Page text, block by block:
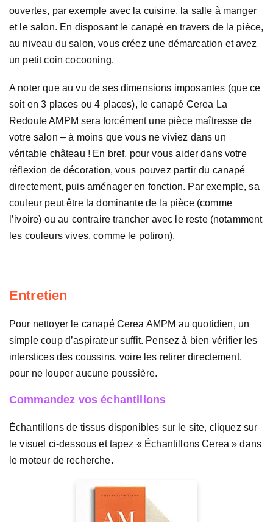
ouvertes, par exemple avec la cuisine, la salle à manger
et le salon. En disposant le canapé en travers de la pièce,
au niveau du salon, vous créez une démarcation et avez
un petit coin cocooning.
A noter que au vu de ses dimensions imposantes (que ce
soit en 3 places ou 4 places), le canapé Cerea La
Redoute AMPM sera forcément une pièce maîtresse de
votre salon – à moins que vous ne viviez dans un
véritable château ! En bref, pour vous aider dans votre
réflexion de décoration, vous pouvez partir du canapé
directement, puis aménager en fonction. Par exemple, sa
couleur peut être la dominante de la pièce (comme
l’ivoire) ou au contraire trancher avec le reste (notamment
les couleurs vives, comme le potiron).
Entretien
Pour nettoyer le canapé Cerea AMPM au quotidien, un
simple coup d’aspirateur suffit. Pensez à bien vérifier les
interstices des coussins, voire les retirer directement,
pour ne louper aucune poussière.
Commandez vos échantillons
Échantillons de tissus disponibles sur le site, cliquez sur
le visuel ci-dessous et tapez « Échantillons Cerea » dans
le moteur de recherche.